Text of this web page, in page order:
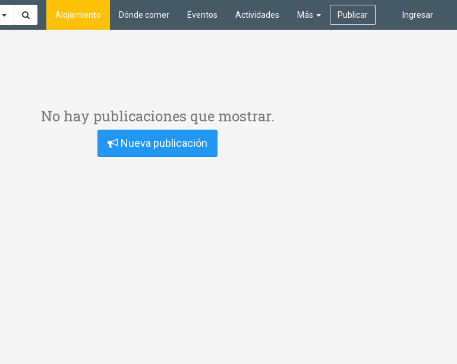
Ingresar
Alojamiento Dónde comer Eventos Actividades Más Publicar
No hay publicaciones que mostrar.
Nueva publicación